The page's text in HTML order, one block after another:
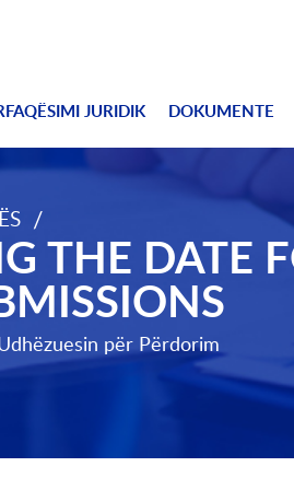
JURIDIK DOKUMENTE
/
THE DATE
për Përdorim